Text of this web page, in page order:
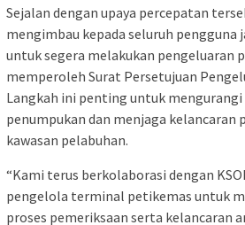
Sejalan dengan upaya percepatan
mengimbau kepada seluruh pengguna
untuk segera melakukan pengeluaran
memperoleh Surat Persetujuan
Langkah ini penting untuk
penumpukan dan menjaga kelancaran
kawasan pelabuhan.
“Kami terus berkolaborasi dengan
pengelola terminal petikemas untuk
proses pemeriksaan serta kelancaran